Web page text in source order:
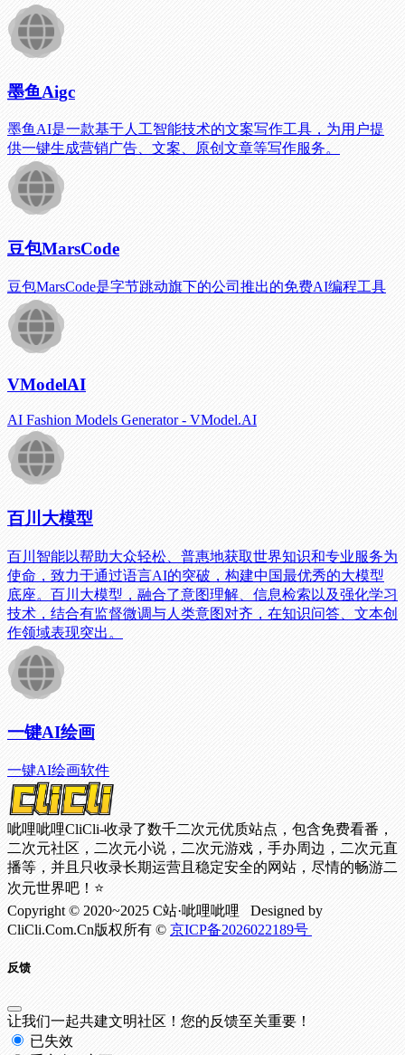
墨鱼Aigc
墨鱼AI是一款基于人工智能技术的文案写作工具，为用户提
供一键生成营销广告、文案、原创文章等写作服务。
豆包MarsCode
豆包MarsCode是字节跳动旗下的公司推出的免费AI编程工具
VModelAI
AI Fashion Models Generator - VModel.AI
百川大模型
百川智能以帮助大众轻松、普惠地获取世界知识和专业服务为
使命，致力于通过语言AI的突破，构建中国最优秀的大模型
底座。百川大模型，融合了意图理解、信息检索以及强化学习
技术，结合有监督微调与人类意图对齐，在知识问答、文本创
作领域表现突出。
一键AI绘画
一键AI绘画软件
呲哩呲哩CliCli-收录了数千二次元优质站点，包含免费看番，
二次元社区，二次元小说，二次元游戏，手办周边，二次元直
播等，并且只收录长期运营且稳定安全的网站，尽情的畅游二
次元世界吧！⭐
Copyright © 2020~2025 C站·呲哩呲哩 Designed by
CliCli.Com.Cn版权所有 © 京ICP备2026022189号
反馈
让我们一起共建文明社区！您的反馈至关重要！
已失效